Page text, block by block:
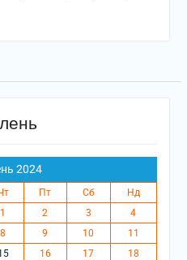
2024
Пт Сб
Нд
1
2 3
4
8 9 10
11
16 17
18